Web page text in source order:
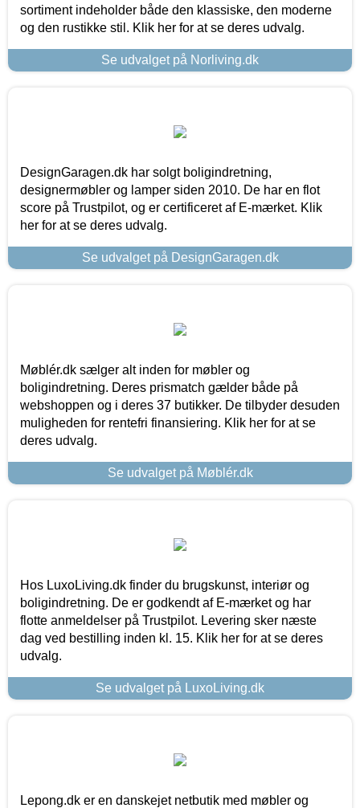
sortiment indeholder både den klassiske, den moderne
og den rustikke stil. Klik her for at se deres udvalg.
Se udvalget på Norliving.dk
DesignGaragen.dk har solgt boligindretning,
designermøbler og lamper siden 2010. De har en flot
score på Trustpilot, og er certificeret af E-mærket. Klik
her for at se deres udvalg.
Se udvalget på DesignGaragen.dk
Møblér.dk sælger alt inden for møbler og
boligindretning. Deres prismatch gælder både på
webshoppen og i deres 37 butikker. De tilbyder desuden
muligheden for rentefri finansiering. Klik her for at se
deres udvalg.
Se udvalget på Møblér.dk
Hos LuxoLiving.dk finder du brugskunst, interiør og
boligindretning. De er godkendt af E-mærket og har
flotte anmeldelser på Trustpilot. Levering sker næste
dag ved bestilling inden kl. 15. Klik her for at se deres
udvalg.
Se udvalget på LuxoLiving.dk
Lepong.dk er en danskejet netbutik med møbler og